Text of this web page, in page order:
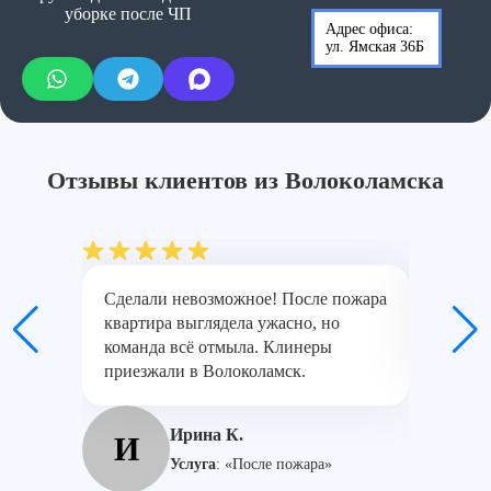
Глубокая очистка пола (ламинат,
руб./м²
Уборка балконов после голубей
руб.
уборке после ЧП
Адрес офиса:
ул. Ямская 36Б
Отзывы клиентов из Волоколамска
Сделали невозможное! После пожара
квартира выглядела ужасно, но
команда всё отмыла. Клинеры
приезжали в Волоколамск.
И Ирина К.
Услуга: «После пожара»
хотя